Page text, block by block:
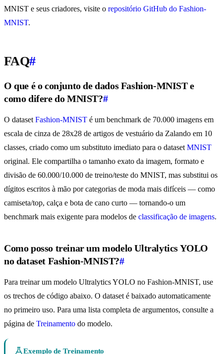
MNIST e seus criadores, visite o repositório GitHub do Fashion-
MNIST.
FAQ#
O que é o conjunto de dados Fashion-MNIST e
como difere do MNIST?#
O dataset Fashion-MNIST é um benchmark de 70.000 imagens em
escala de cinza de 28x28 de artigos de vestuário da Zalando em 10
classes, criado como um substituto imediato para o dataset MNIST
original. Ele compartilha o tamanho exato da imagem, formato e
divisão de 60.000/10.000 de treino/teste do MNIST, mas substitui os
dígitos escritos à mão por categorias de moda mais difíceis — como
camiseta/top, calça e bota de cano curto — tornando-o um
benchmark mais exigente para modelos de classificação de imagens.
Como posso treinar um modelo Ultralytics YOLO
no dataset Fashion-MNIST?#
Para treinar um modelo Ultralytics YOLO no Fashion-MNIST, use
os trechos de código abaixo. O dataset é baixado automaticamente
no primeiro uso. Para uma lista completa de argumentos, consulte a
página de Treinamento do modelo.
Exemplo de Treinamento